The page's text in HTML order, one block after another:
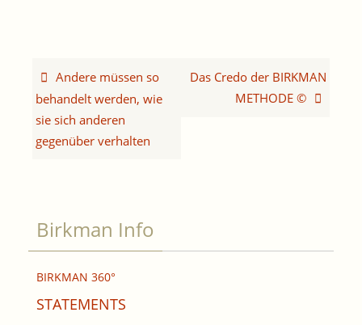
Andere müssen so
behandelt werden, wie
sie sich anderen
gegenüber verhalten
Das Credo der BIRKMAN
METHODE ©
Birkman Info
BIRKMAN 360°
STATEMENTS